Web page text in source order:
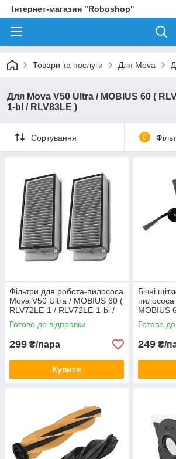
Інтернет-магазин "Roboshop"
Товари та послуги Для Mova
Для Mova V50 Ultra / MOBIUS 60 (
1-bl / RLV83LE )
Сортування 0
Фільтри для робота-пилососа
Mova V50 Ultra / MOBIUS 60 (
RLV72LE-1 / RLV72LE-1-bl /
RLV83LE ) 2 шт.
Готово до відправки
299 ₴/пара
Купити
Бічні
MOBIUS
шт.
Готово
249 ₴/